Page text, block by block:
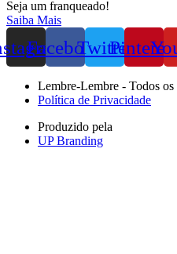
Seja um franqueado!
Saiba Mais
FacebookTwitter
Lembre-Lembre - Todos
Política de Privacidade
Produzido pela
UP Branding